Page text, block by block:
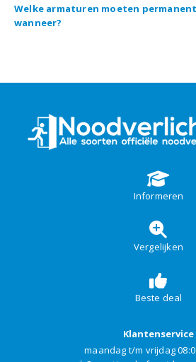
Welke armaturen moeten
wanneer?
Informeren
Vergelijken
Beste deal
Klantenservice
maandag t/m vrijdag